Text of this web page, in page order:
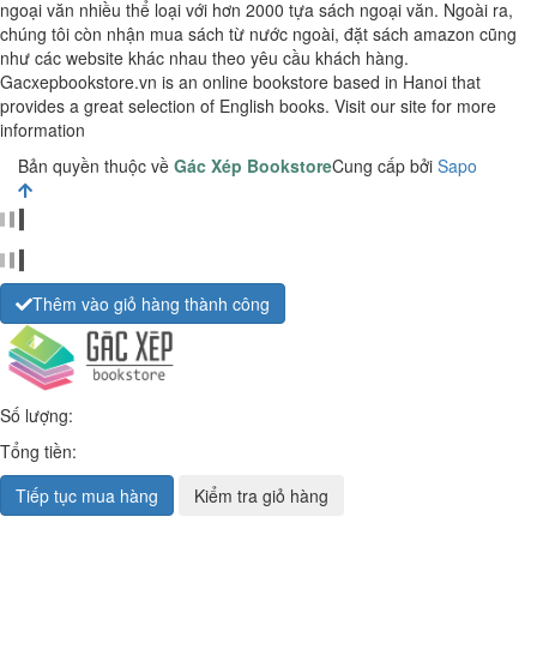
ngoại văn nhiều thể loại với hơn 2000 tựa sách ngoại văn. Ngoài ra,
chúng tôi còn nhận mua sách từ nước ngoài, đặt sách amazon cũng
như các website khác nhau theo yêu cầu khách hàng.
Gacxepbookstore.vn is an online bookstore based in Hanoi that
provides a great selection of English books. Visit our site for more
information
Bản quyền thuộc về Gác Xép BookstoreCung cấp bởi Sapo
Thêm vào giỏ hàng thành công
Số lượng:
Tổng tiền:
Tiếp tục mua hàng
Kiểm tra giỏ hàng